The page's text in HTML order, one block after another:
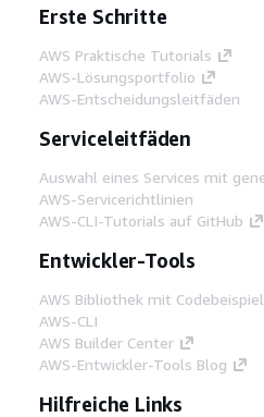
Erste Schritte
AWS Praktische Tutorials
AWS-Lösungsportfolio
AWS-Entscheidungsleitfäden
Serviceleitfäden
Auswahl eines Services mit
AWS-Servicerichtlinien
AWS-CLI-Tutorials auf GitHub
Entwickler-Tools
AWS Bibliothek mit
AWS-CLI
AWS Builder Center
AWS-Entwickler-Tools Blog
Hilfreiche Links